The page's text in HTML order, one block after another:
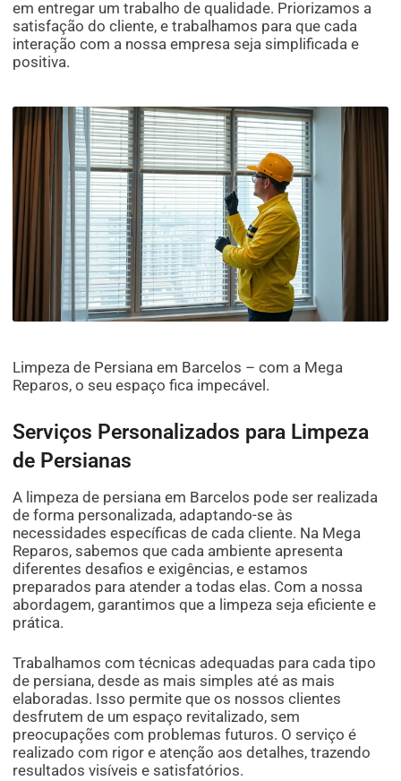
em entregar um trabalho de qualidade. Priorizamos a
satisfação do cliente, e trabalhamos para que cada
interação com a nossa empresa seja simplificada e
positiva.
Limpeza de Persiana em Barcelos – com a Mega
Reparos, o seu espaço fica impecável.
Serviços Personalizados para Limpeza
de Persianas
A limpeza de persiana em Barcelos pode ser realizada
de forma personalizada, adaptando-se às
necessidades específicas de cada cliente. Na Mega
Reparos, sabemos que cada ambiente apresenta
diferentes desafios e exigências, e estamos
preparados para atender a todas elas. Com a nossa
abordagem, garantimos que a limpeza seja eficiente e
prática.
Trabalhamos com técnicas adequadas para cada tipo
de persiana, desde as mais simples até as mais
elaboradas. Isso permite que os nossos clientes
desfrutem de um espaço revitalizado, sem
preocupações com problemas futuros. O serviço é
realizado com rigor e atenção aos detalhes, trazendo
resultados visíveis e satisfatórios.